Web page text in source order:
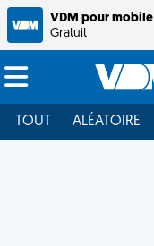
VDM pour mobile
Gratuit
TOUT ALÉATOIRE